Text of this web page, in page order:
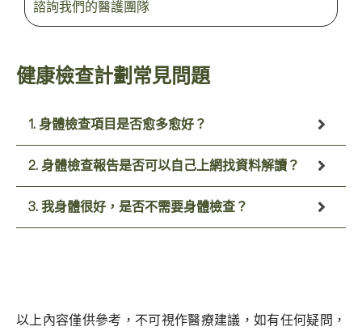
諮詢我們的醫護團隊
健康檢查計劃常見問題
1. 身體檢查項目是否愈多愈好？
2. 身體檢查報告是否可以自己上網找資料解讀？
3. 我身體很好，是否不需要身體檢查？
以上內容僅供參考，不可視作醫療建議，如有任何疑問，